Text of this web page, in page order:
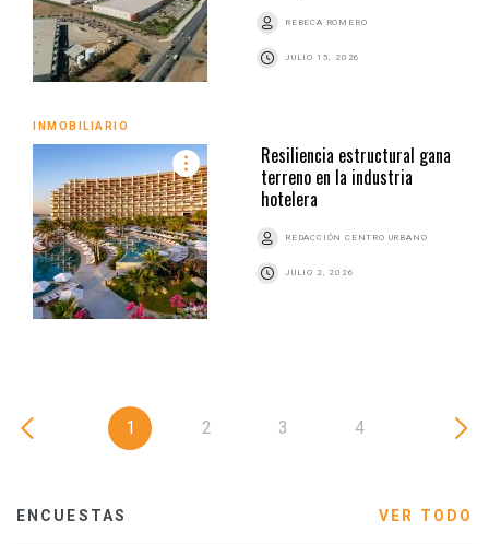
REBECA ROMERO
JULIO 15, 2026
INMOBILIARIO
Resiliencia estructural gana
terreno en la industria
hotelera
REDACCIÓN CENTRO URBANO
JULIO 2, 2026
1 2 3 4
ENCUESTAS VER TODO